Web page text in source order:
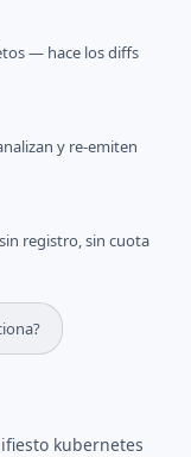
— hace los diffs
y re-emiten
registro, sin cuota
kubernetes